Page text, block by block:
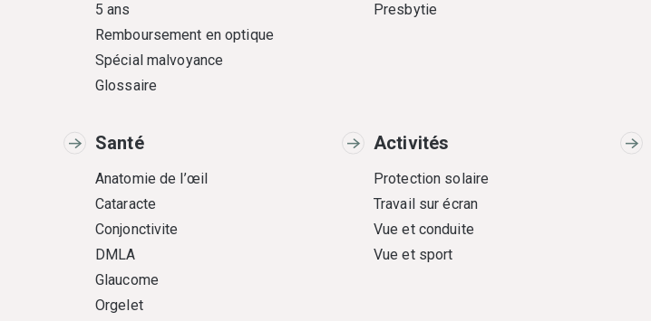
5 ans
Remboursement en optique
Spécial malvoyance
Glossaire
Presbytie
Santé
Anatomie de l’œil
Cataracte
Conjonctivite
DMLA
Glaucome
Orgelet
Activités
Protection solaire
Travail sur écran
Vue et conduite
Vue et sport